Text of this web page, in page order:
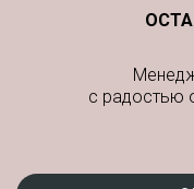
с радостью